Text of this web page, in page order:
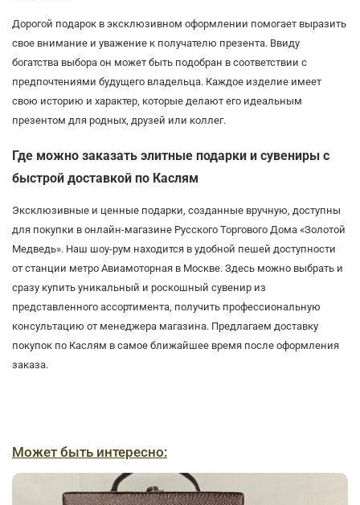
Дорогой подарок в эксклюзивном оформлении помогает выразить
свое внимание и уважение к получателю презента. Ввиду
богатства выбора он может быть подобран в соответствии с
предпочтениями будущего владельца. Каждое изделие имеет
свою историю и характер, которые делают его идеальным
презентом для родных, друзей или коллег.
Где можно заказать элитные подарки и сувениры с
быстрой доставкой по Каслям
Эксклюзивные и ценные подарки, созданные вручную, доступны
для покупки в онлайн-магазине Русского Торгового Дома «Золотой
Медведь». Наш шоу-рум находится в удобной пешей доступности
от станции метро Авиамоторная в Москве. Здесь можно выбрать и
сразу купить уникальный и роскошный сувенир из
представленного ассортимента, получить профессиональную
консультацию от менеджера магазина. Предлагаем доставку
покупок по Каслям в самое ближайшее время после оформления
заказа.
Может быть интересно: